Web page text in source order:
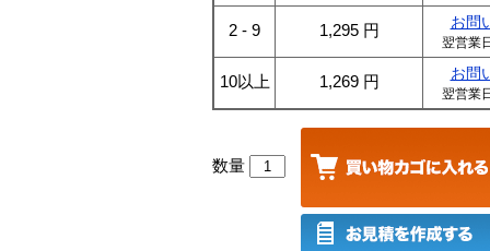
2 - 9 1,295 円 お問
翌営業
10以上 1,269 円 お問
翌営業
数量